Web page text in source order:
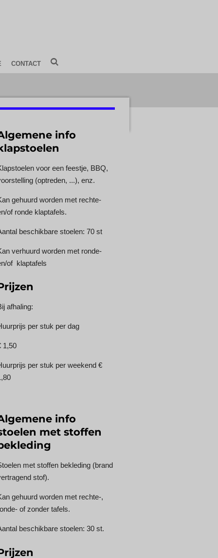
CONTACT
info
voor een feestje, BBQ,
(optreden, ...), enz.
gehuurd worden met rechte-
of ronde klaptafels.
beschikbare stoelen: 70 st
verhuurd worden met ronde-
of klaptafels
afhaling:
per stuk per dag
1,50
per stuk per weekend €
info
met stoffen
met stoffen bekleding (brand
stof).
gehuurd worden met rechte-,
of zonder tafels.
beschikbare stoelen: 30 st.